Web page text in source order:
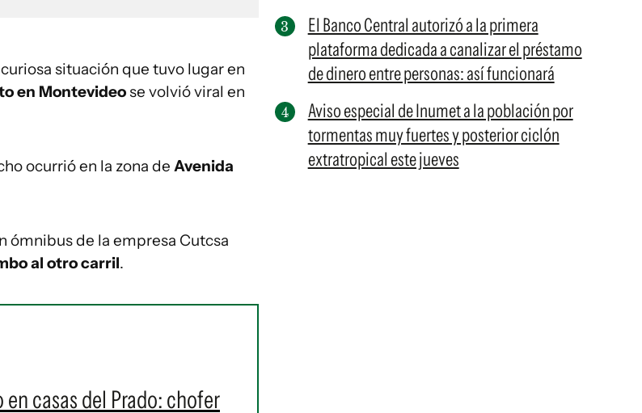
situación que tuvo lugar en
en Montevideose volvió viral en
ocurrió en la zona de Avenida
ómnibus de la empresa Cutcsa
al otro carril.
casas del Prado: chofer
El Banco Central autorizó a la primera
plataforma dedicada a canalizar el préstamo
de dinero entre personas: así funcionará
Aviso especial de Inumet a la población por
tormentas muy fuertes y posterior ciclón
extratropical este jueves